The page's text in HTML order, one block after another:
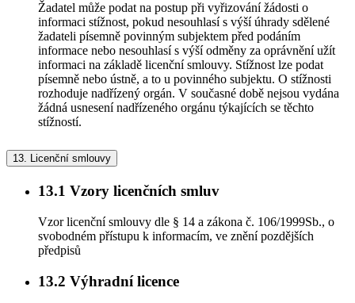
Žadatel může podat na postup při vyřizování žádosti o
informaci stížnost, pokud nesouhlasí s výší úhrady sdělené
žadateli písemně povinným subjektem před podáním
informace nebo nesouhlasí s výší odměny za oprávnění užít
informaci na základě licenční smlouvy. Stížnost lze podat
písemně nebo ústně, a to u povinného subjektu. O stížnosti
rozhoduje nadřízený orgán. V současné době nejsou vydána
žádná usnesení nadřízeného orgánu týkajících se těchto
stížností.
13. Licenční smlouvy
13.1 Vzory licenčních smluv
Vzor licenční smlouvy dle § 14 a zákona č. 106/1999Sb., o
svobodném přístupu k informacím, ve znění pozdějších
předpisů
13.2 Výhradní licence